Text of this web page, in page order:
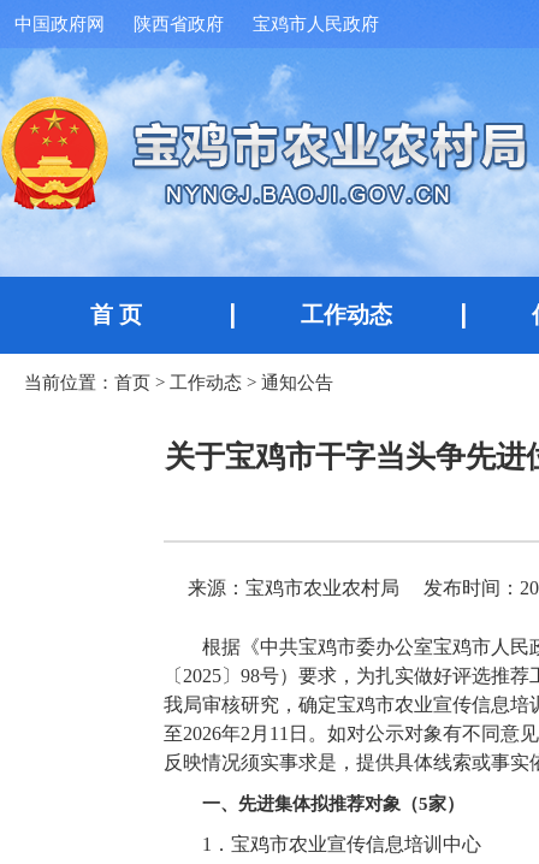
中国政府网 陕西省政府 宝鸡市人民政府
首 页 工作动态
当前位置： 首页 > 工作动态 > 通知公告
关于宝鸡市干字当头争先
来源：宝鸡市农业农村局 发布时间：
根据《中共宝鸡市委办公室宝鸡市人
〔2025〕98号）要求，为扎实做好评选推
我局审核研究，确定宝鸡市农业宣传信息培
至2026年2月11日。如对公示对象有不同意
反映情况须实事求是，提供具体线索或事实
一、先进集体拟推荐对象（5家）
1．宝鸡市农业宣传信息培训中心